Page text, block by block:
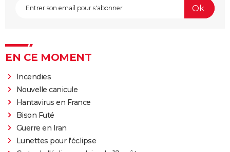
EN CE MOMENT
Incendies
Nouvelle canicule
Hantavirus en France
Bison Futé
Guerre en Iran
Lunettes pour l'éclipse